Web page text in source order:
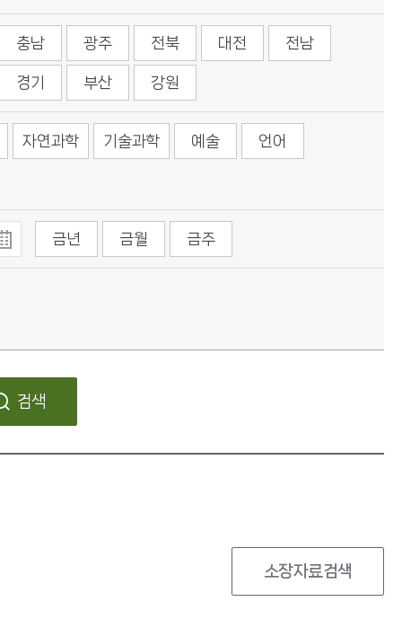
충남 광주 전북 대전 전남
경기 부산 강원
자연과학 기술과학 예술 언어
금년 금월 금주
검색
소장자료검색